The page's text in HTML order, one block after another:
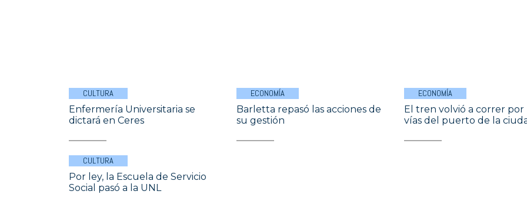
CULTURA
Enfermería Universitaria se
dictará en Ceres
ECONOMÍA
Barletta repasó las acciones de
su gestión
ECONOMÍA
El tren volvió a correr por
vías del puerto de la
CULTURA
Por ley, la Escuela de Servicio
Social pasó a la UNL